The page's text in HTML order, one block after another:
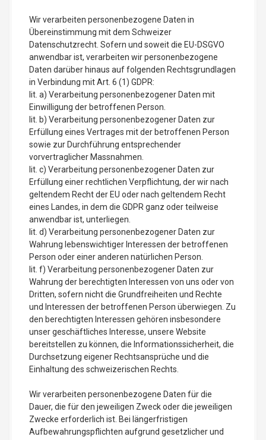
Wir verarbeiten personenbezogene Daten in
Übereinstimmung mit dem Schweizer
Datenschutzrecht. Sofern und soweit die EU-DSGVO
anwendbar ist, verarbeiten wir personenbezogene
Daten darüber hinaus auf folgenden Rechtsgrundlagen
in Verbindung mit Art. 6 (1) GDPR:
lit. a) Verarbeitung personenbezogener Daten mit
Einwilligung der betroffenen Person.
lit. b) Verarbeitung personenbezogener Daten zur
Erfüllung eines Vertrages mit der betroffenen Person
sowie zur Durchführung entsprechender
vorvertraglicher Massnahmen.
lit. c) Verarbeitung personenbezogener Daten zur
Erfüllung einer rechtlichen Verpflichtung, der wir nach
geltendem Recht der EU oder nach geltendem Recht
eines Landes, in dem die GDPR ganz oder teilweise
anwendbar ist, unterliegen.
lit. d) Verarbeitung personenbezogener Daten zur
Wahrung lebenswichtiger Interessen der betroffenen
Person oder einer anderen natürlichen Person.
lit. f) Verarbeitung personenbezogener Daten zur
Wahrung der berechtigten Interessen von uns oder von
Dritten, sofern nicht die Grundfreiheiten und Rechte
und Interessen der betroffenen Person überwiegen. Zu
den berechtigten Interessen gehören insbesondere
unser geschäftliches Interesse, unsere Website
bereitstellen zu können, die Informationssicherheit, die
Durchsetzung eigener Rechtsansprüche und die
Einhaltung des schweizerischen Rechts.
Wir verarbeiten personenbezogene Daten für die
Dauer, die für den jeweiligen Zweck oder die jeweiligen
Zwecke erforderlich ist. Bei längerfristigen
Aufbewahrungspflichten aufgrund gesetzlicher und